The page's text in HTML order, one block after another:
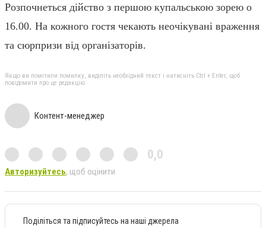
Розпочнеться дійство з першою купальською зорею о
16.00. На кожного гостя чекають неочікувані враження
та сюрпризи від організаторів.
Якщо ви помітили помилку, виділіть необхідний текст і натисніть Ctrl + Enter, щоб
повідомити про це редакцію
Контент-менеджер
0,0
Авторизуйтесь, щоб оцінити
Поділіться та підписуйтесь на наші джерела